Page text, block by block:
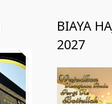
BIAYA
2027